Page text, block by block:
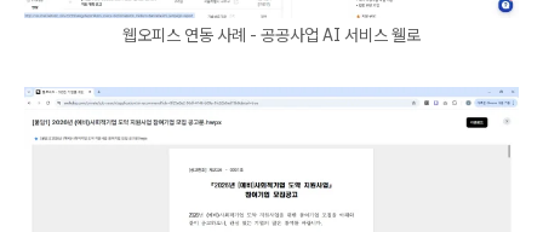
웹오피스 연동 사례 - 공공사업 AI 서비스 웰로